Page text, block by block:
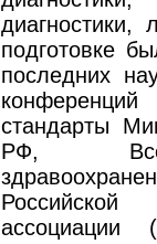
диагностики,
подготовке
последних
стандарты
РФ,
Российской
ассоциации